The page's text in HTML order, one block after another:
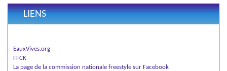
LIENS
EauxVives.org
FFCK
La page de la commission nationale freestyle sur Facebook